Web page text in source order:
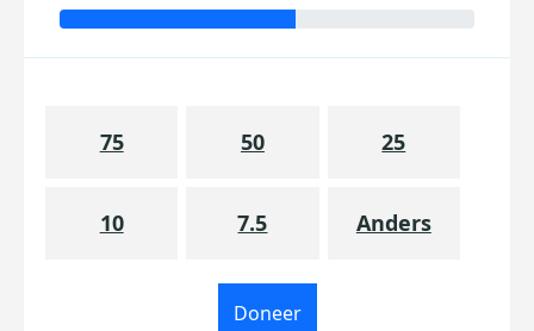
75 50 25
10 7.5 Anders
Doneer